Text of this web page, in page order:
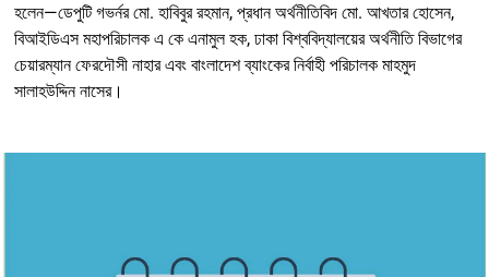
হলেন—ডেপুটি গভর্নর মো. হাবিবুর রহমান, প্রধান অর্থনীতিবিদ মো. আখতার হোসেন,
বিআইডিএস মহাপরিচালক এ কে এনামুল হক, ঢাকা বিশ্ববিদ্যালয়ের অর্থনীতি বিভাগের
চেয়ারম্যান ফেরদৌসী নাহার এবং বাংলাদেশ ব্যাংকের নির্বাহী পরিচালক মাহমুদ
সালাহউদ্দিন নাসের।